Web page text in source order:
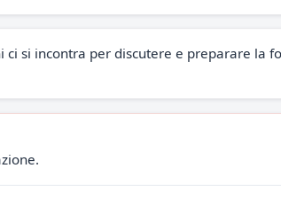
si incontra per discutere e preparare la